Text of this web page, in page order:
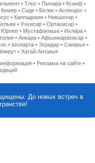
•Тлос • Пынара • Ксанф •
Кемер •Сиде • Белек •Аспендос •
• Каппадокия • Невшехир •
• Учхисар• Ортахисар•
Юргюп• Мустафапаша• Ихлара•
• Анкара• Афьонкарахисар•
• Ыспарта •Эгридир •Сакарья •
•Хатай-Антакья
информация • Реклама на сайте •
До новых встреч в